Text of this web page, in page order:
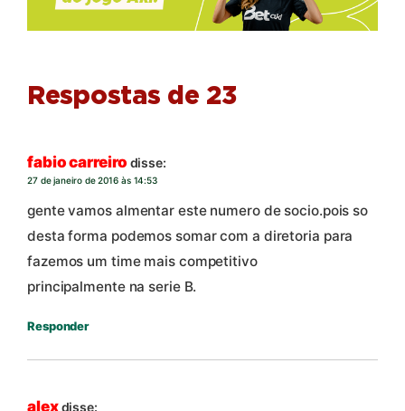
Respostas de 23
fabio carreiro disse:
27 de janeiro de 2016 às 14:53
gente vamos almentar este numero de socio.pois so
desta forma podemos somar com a diretoria para
fazemos um time mais competitivo
principalmente na serie B.
Responder
alexdisse: